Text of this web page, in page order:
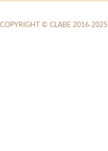
COPYRIGHT © CLABE 2016-2025